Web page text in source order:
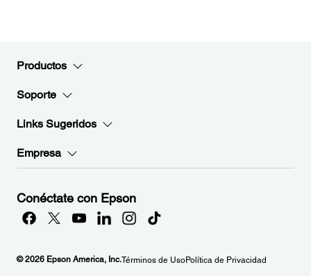
Productos
Soporte
Links Sugeridos
Empresa
Conéctate con Epson
© 2026 Epson America, Inc.Términos de UsoPolítica de Privacidad